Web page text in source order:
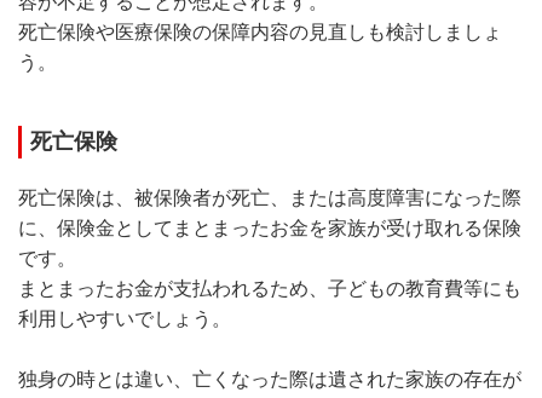
死亡保険や医療保険の保障内容の見直しも検討しましょ
う。
死亡保険
死亡保険は、被保険者が死亡、または高度障害になった際
に、保険金としてまとまったお金を家族が受け取れる保険
です。
まとまったお金が支払われるため、子どもの教育費等にも
利用しやすいでしょう。
独身の時とは違い、亡くなった際は遺された家族の存在が